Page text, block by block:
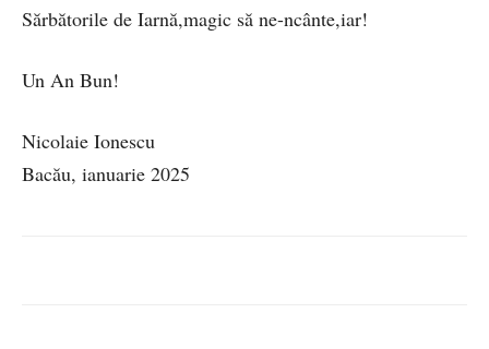
Sărbătorile de Iarnă,magic să ne-ncânte,iar!
Un An Bun!
Nicolaie Ionescu
Bacău, ianuarie 2025